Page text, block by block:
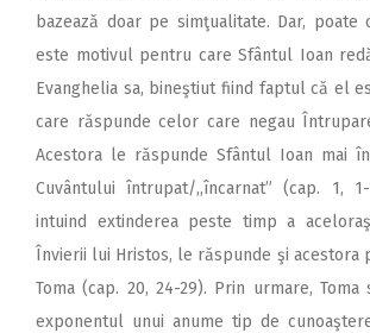
bazează doar pe simţualitate. Dar, poate
este motivul pentru care Sfântul Ioan
Evanghelia sa, bineştiut fiind faptul că el
care răspunde celor care negau
Acestora le răspunde Sfântul Ioan mai
Cuvântului întrupat/,,încarnat” (cap. 1,
intuind extinderea peste timp a
Învierii lui Hristos, le răspunde şi acestora
Toma (cap. 20, 24-29). Prin urmare,
exponentul unui anume tip de